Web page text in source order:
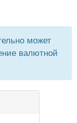
может
валютной